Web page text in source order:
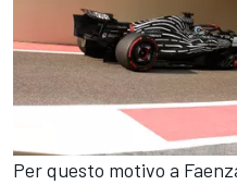
Per questo motivo a